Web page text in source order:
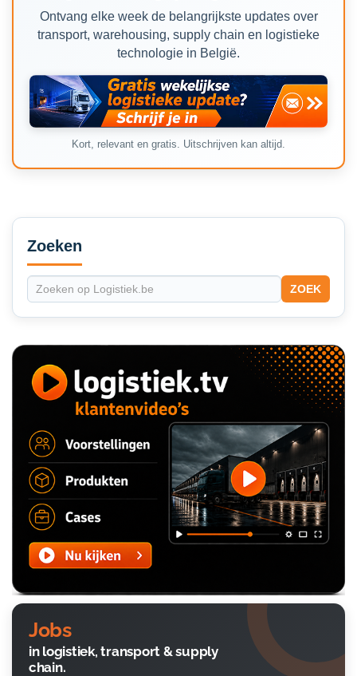
Ontvang elke week de belangrijkste updates over
transport, warehousing, supply chain en logistieke
technologie in België.
Kort, relevant en gratis. Uitschrijven kan altijd.
Secondary
Sidebar
Zoeken
ZOEK
Jobs
in logistiek, transport & supply
chain.